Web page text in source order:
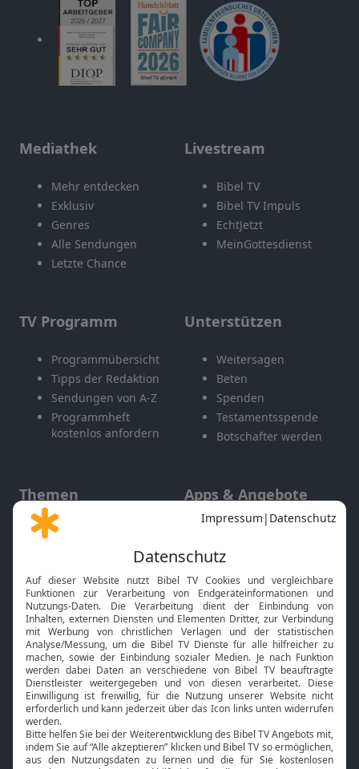
Mediathek
Mehr entdecken
Exklusiv
Genres
Alle Sendungen
Letzte Chance
Livestream
Bibel TV
Bibel TV Impuls
EchtJetzt
MeinGottesdienst
TV Programm
Programmübersicht
Tipps der Redaktion
Sendungen von A-Z
Programmheft
kostenlos anfordern
Unterstützen
Weitersagen
Beten
Spenden
Testamentsspende
Botschafter werden
Themen
Gott und Bibel erklärt
Neuigkeiten
Apps & Angebote
Mobile App
Smart TV
HbbTV
Bibelthek Online-Bibel
Nächster Gottesdienst
Bibel TV
Über uns
Jobs
Service
Kontakt
TV-Empfang